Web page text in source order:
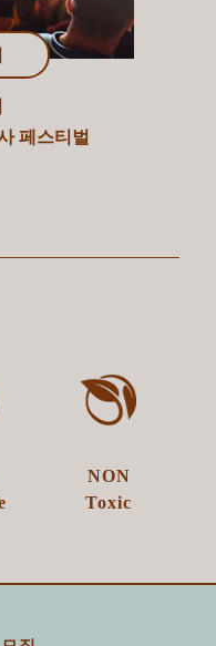
페스티벌
NON
Toxic